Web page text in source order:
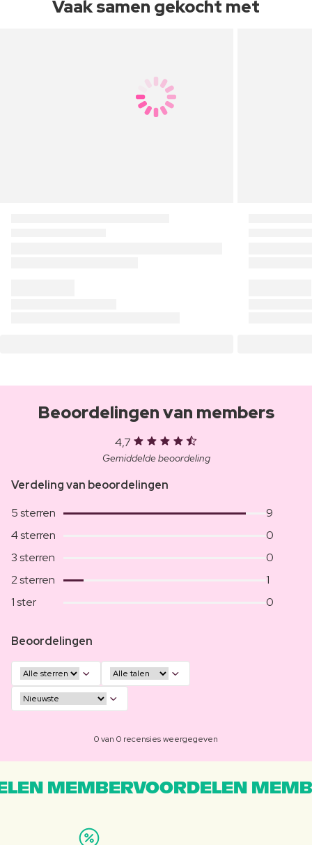
Vaak samen gekocht met
Beoordelingen van members
4,7
Gemiddelde beoordeling
Verdeling van beoordelingen
5 sterren
9
4 sterren
0
3 sterren
0
2 sterren
1
1 ster
0
Beoordelingen
0 van 0 recensies weergegeven
MEMBERVOORDELEN